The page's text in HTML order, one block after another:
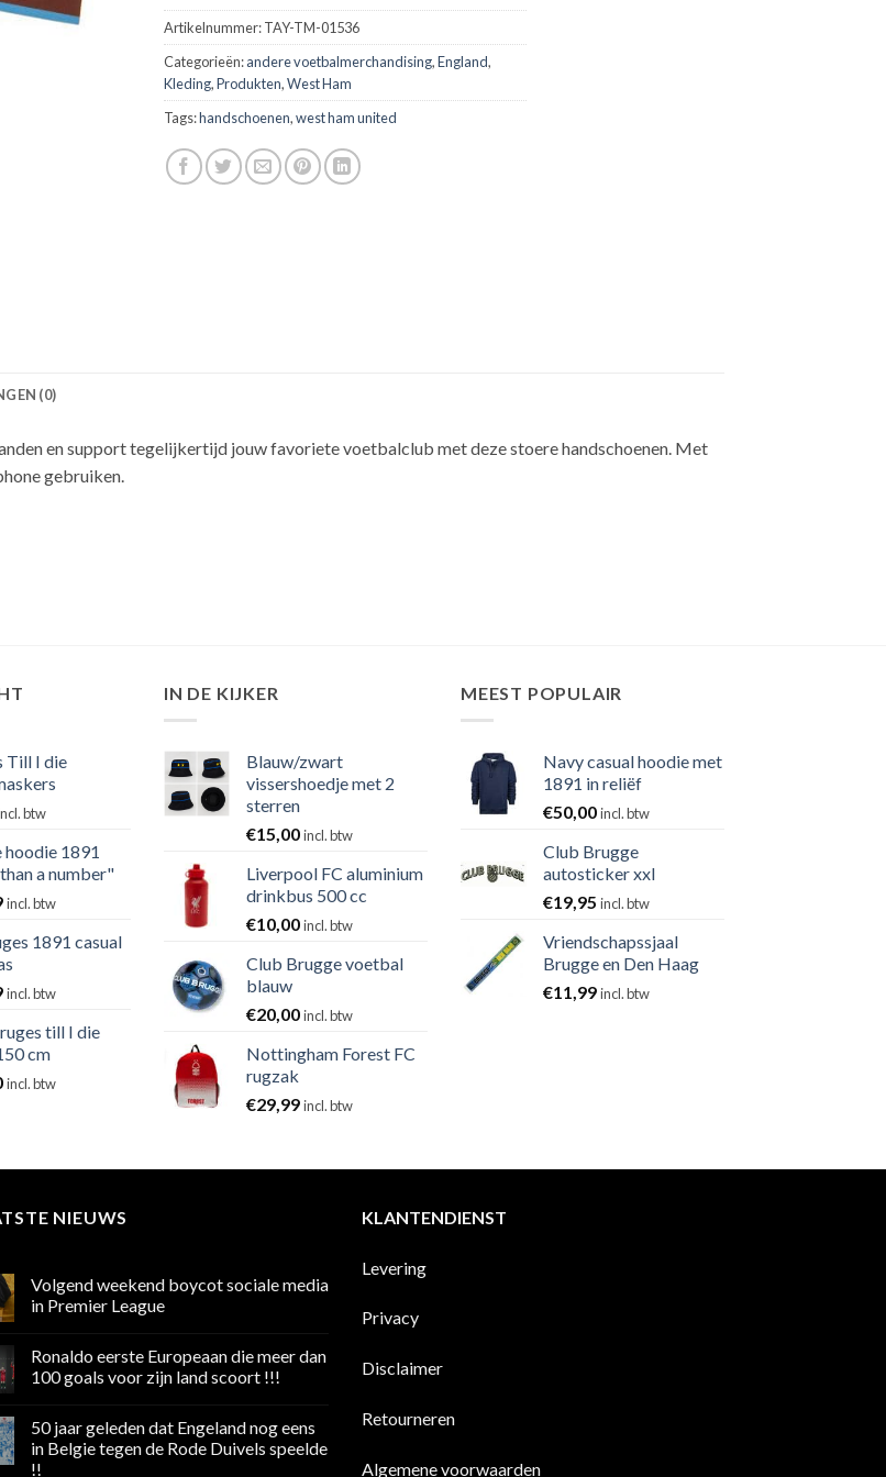
Artikelnummer:TAY-TM-01536
Categorieën:andere voetbalmerchandising,England,
Kleding,Produkten,West Ham
Tags:handschoenen,west ham united
(0)
en support tegelijkertijd jouw favoriete voetbalclub met deze stoere handschoenen. Met
gebruiken.
Till I die
btw
hoodie 1891
a number"
incl. btw
1891 casual
incl. btw
till I die
cm
incl. btw
IN DE KIJKER
Blauw/zwart
vissershoedje met 2
sterren
€15,00incl. btw
Liverpool FC aluminium
drinkbus 500 cc
€10,00incl. btw
Club Brugge voetbal
blauw
€20,00incl. btw
Nottingham Forest FC
rugzak
€29,99incl. btw
MEEST POPULAIR
Navy casual hoodie met
1891 in reliëf
€50,00incl. btw
Club Brugge
autosticker xxl
€19,95 incl. btw
Vriendschapssjaal
Brugge en Den Haag
€11,99incl. btw
NIEUWS
Volgend weekend boycot sociale media
in Premier League
op
Volgend
weekend
media
in
Premier
League
Ronaldo eerste Europeaan die meer dan
100 goals voor zijn land scoort !!!
op
Ronaldo
eerste
Europeaan
50 jaar geleden dat Engeland nog eens
in Belgie tegen de Rode Duivels speelde
!!
KLANTENDIENST
Levering
Privacy
Disclaimer
Retourneren
Algemene voorwaarden